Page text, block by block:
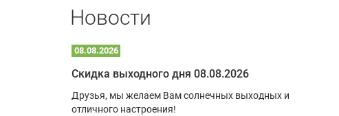
Новости
08.08.2026
Скидка выходного дня 08.08.2026
Друзья, мы желаем Вам солнечных выходных и
отличного настроения!